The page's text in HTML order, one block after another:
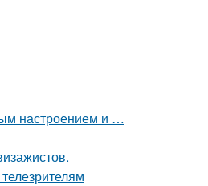
настроением и …